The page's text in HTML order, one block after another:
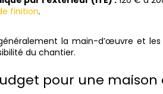
finition.
la main-d’œuvre et
du chantier.
pour une maison